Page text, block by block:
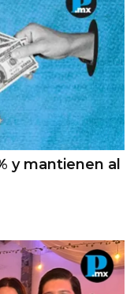
y mantienen al